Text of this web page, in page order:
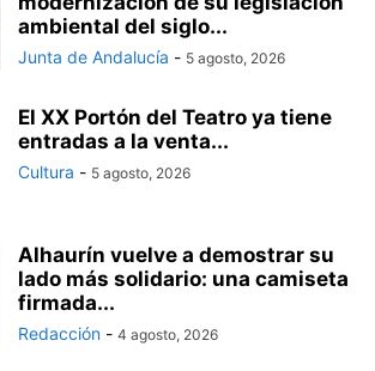
ambiental del siglo...
Junta de Andalucía - 5 agosto, 2026
El XX Portón del Teatro ya tiene
entradas a la venta...
Cultura - 5 agosto, 2026
Alhaurín vuelve a demostrar su
lado más solidario: una camiseta
firmada...
Redacción - 4 agosto, 2026